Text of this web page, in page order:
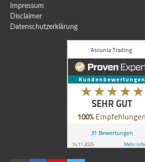
Impressum
Disclaimer
Datenschutzerklärung